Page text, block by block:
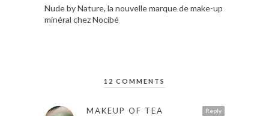
Nude by Nature, la nouvelle marque de make-up
minéral chez Nocibé
12 COMMENTS
Reply
MAKEUP OF TEA